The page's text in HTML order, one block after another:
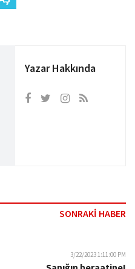
Yazar Hakkında
SONRAKİ HABER
3/22/2023 1:11:00 PM